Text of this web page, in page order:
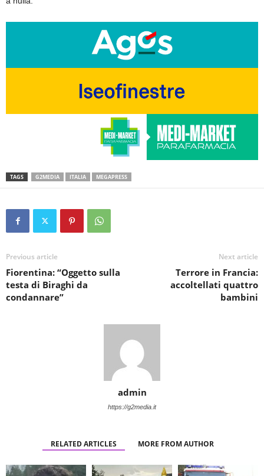
TAGS G2MEDIA ITALIA MEGAPRESS
Previous article
Fiorentina: “Oggetto sulla
testa di Biraghi da
condannare”
Next article
Terrore in Francia:
accoltellati quattro
bambini
admin
https://g2media.it
RELATED ARTICLES MORE FROM AUTHOR